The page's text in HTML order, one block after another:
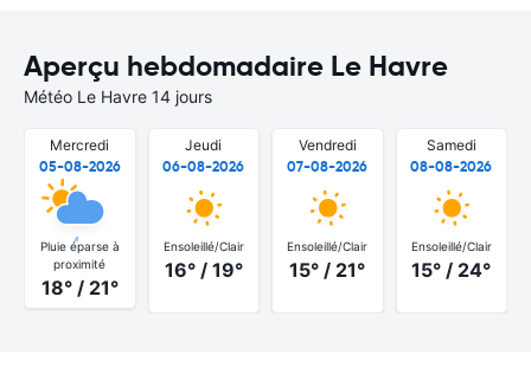
Aperçu hebdomadaire Le Havre
Météo Le Havre 14 jours
Mercredi
05-08-2026
Pluie éparse à
proximité
18° / 21°
Jeudi
06-08-2026
Ensoleillé/Clair
16° / 19°
Vendredi
07-08-2026
Ensoleillé/Clair
15° / 21°
Samedi
08-08-2026
Ensoleillé/Clair
15° / 24°